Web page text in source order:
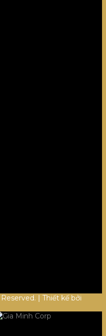
| Thiết kế bởi